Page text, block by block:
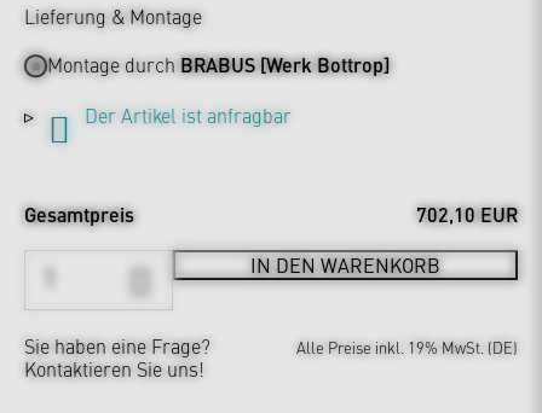
Lieferung & Montage
Montage durchBRABUS [Werk Bottrop]
Der Artikel ist anfragbar
Gesamtpreis 702,10 EUR
IN DEN WARENKORB
Sie haben eine Frage?
Kontaktieren Sie uns!
Alle Preise inkl. 19% MwSt. (DE)